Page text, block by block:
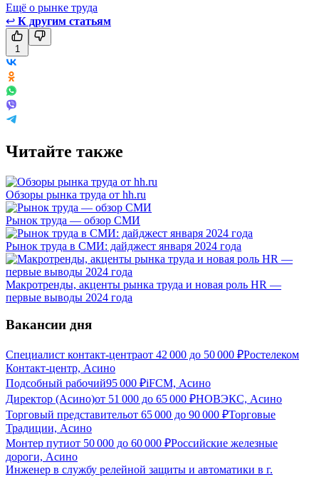
Ещё о рынке труда
↩ К другим статьям
1
Читайте также
Обзоры рынка труда от hh.ru
Рынок труда — обзор СМИ
Рынок труда в СМИ: дайджест января 2024 года
Макротренды, акценты рынка труда и новая роль HR —
первые выводы 2024 года
Вакансии дня
Специалист контакт-центраот 42 000 до 50 000 ₽Ростелеком
Контакт-центр, Асино
Подсобный рабочий95 000 ₽iFCM, Асино
Директор (Асино)от 51 000 до 65 000 ₽НОВЭКС, Асино
Торговый представительот 65 000 до 90 000 ₽Торговые
Традиции, Асино
Монтер путиот 50 000 до 60 000 ₽Российские железные
дороги, Асино
Инженер в службу релейной защиты и автоматики в г.